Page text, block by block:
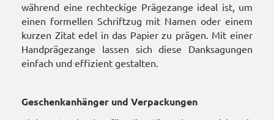
während eine rechteckige Prägezange ideal ist, um
einen formellen Schriftzug mit Namen oder einem
kurzen Zitat edel in das Papier zu prägen. Mit einer
Handprägezange lassen sich diese Danksagungen
einfach und effizient gestalten.
Geschenkanhänger und Verpackungen